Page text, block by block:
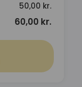
50,00 kr.
60,00 kr.